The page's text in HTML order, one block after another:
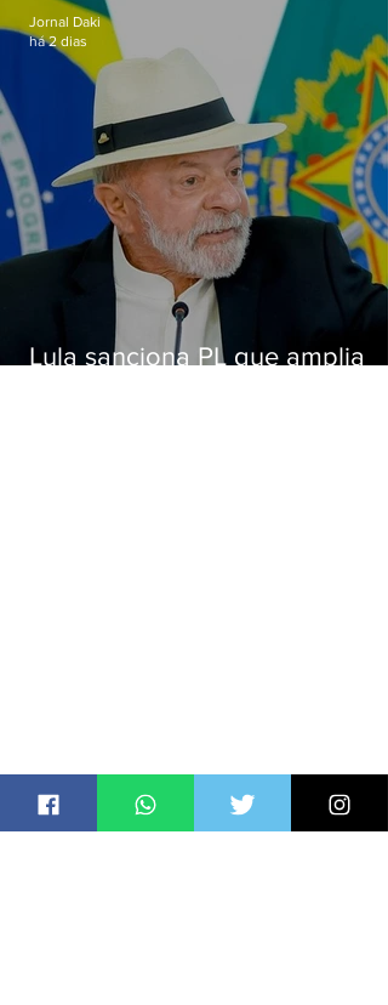
Lula sanciona PL que amplia
Jornal Daki
há 2 dias